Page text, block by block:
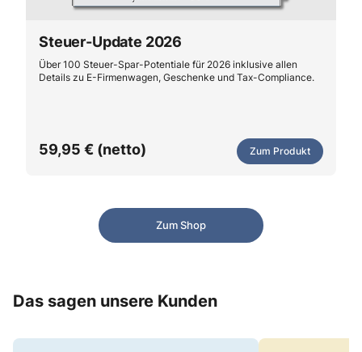
Steuer-Update 2026
Über 100 Steuer-Spar-Potentiale für 2026 inklusive allen
Details zu E-Firmenwagen, Geschenke und Tax-Compliance.
59,95 € (netto) Zum Produkt
Zum Shop
Das sagen unsere Kunden